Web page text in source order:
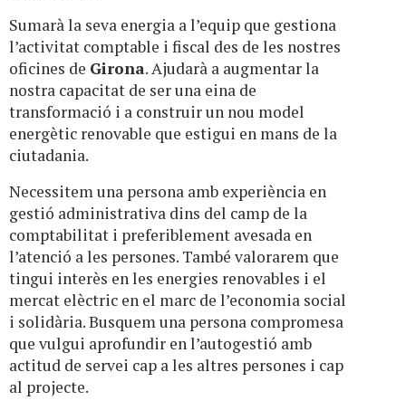
Sumarà la seva energia a l’equip que gestiona
l’activitat comptable i fiscal des de les nostres
oficines de Girona. Ajudarà a augmentar la
nostra capacitat de ser una eina de
transformació i a construir un nou model
energètic renovable que estigui en mans de la
ciutadania.
Necessitem una persona amb experiència en
gestió administrativa dins del camp de la
comptabilitat i preferiblement avesada en
l’atenció a les persones. També valorarem que
tingui interès en les energies renovables i el
mercat elèctric en el marc de l’economia social
i solidària. Busquem una persona compromesa
que vulgui aprofundir en l’autogestió amb
actitud de servei cap a les altres persones i cap
al projecte.